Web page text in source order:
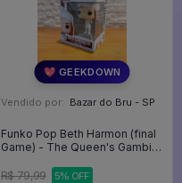
💖 GEEKDOWN
Vendido por: Bazar do Bru - SP
Funko Pop Beth Harmon (final
Game) - The Queen's Gambit
#1123
R$ 79,99 5% OFF